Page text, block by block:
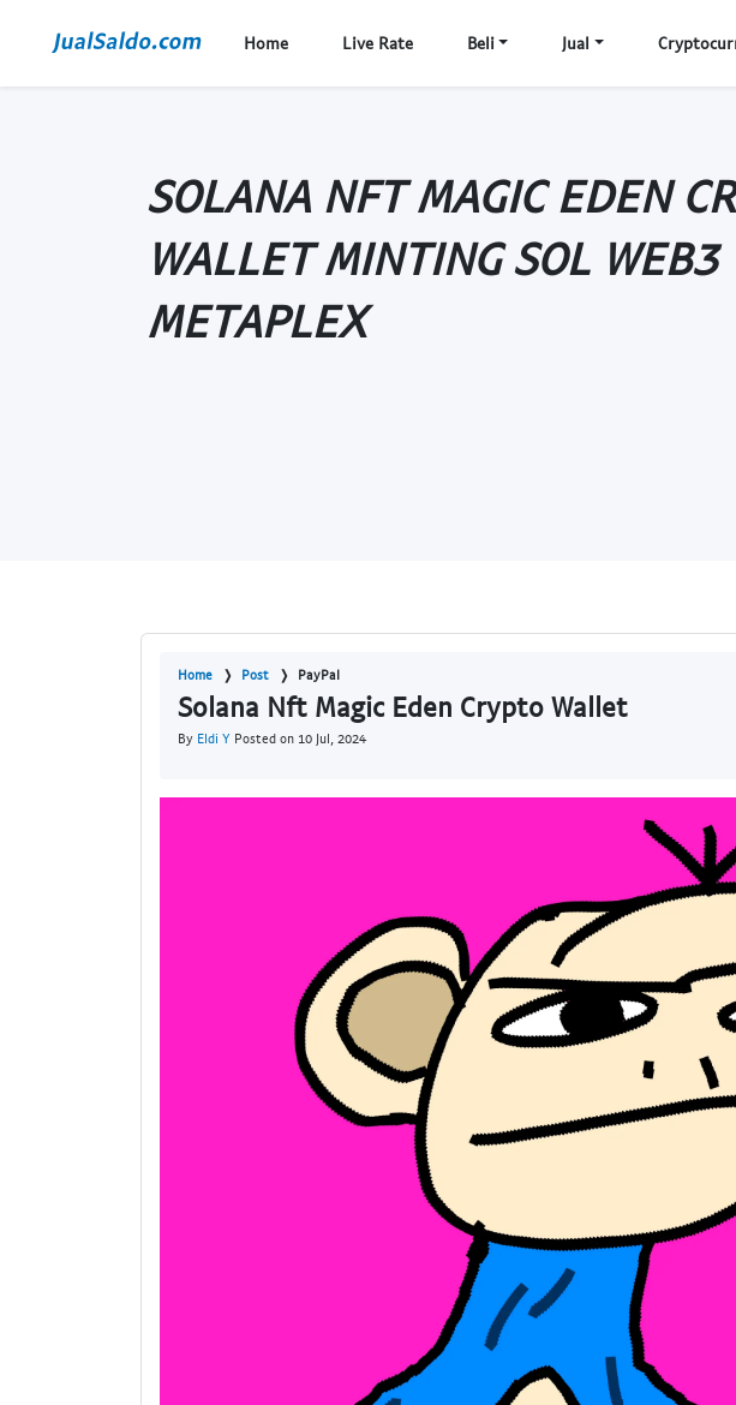
Home Live Rate Beli Jual
SOLANA NFT MAGIC EDEN
WALLET MINTING SOL WEB3
METAPLEX
Home Post PayPal
Solana Nft Magic Eden Crypto Wallet
By Eldi Y Posted on 10 Jul, 2024